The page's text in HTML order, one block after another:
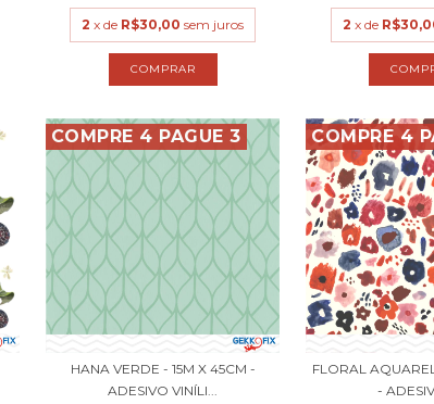
2 x de R$30,00 sem juros 2 x de
COMPRE 4 PAGUE 3
HANA VERDE - 15M X 45CM -
ADESIVO VINÍLI...
COMPRE 4
FLORAL
-